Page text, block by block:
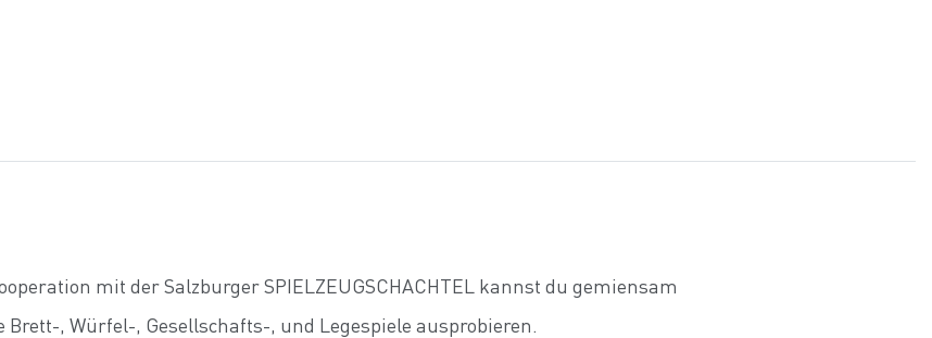
mit der Salzburger SPIELZEUGSCHACHTEL kannst du gemiensam
, Würfel-, Gesellschafts-, und Legespiele ausprobieren.